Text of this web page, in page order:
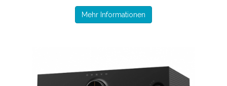
Mehr Informationen